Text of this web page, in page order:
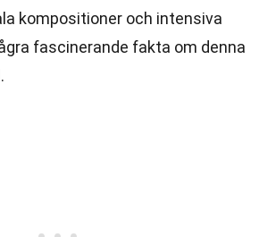
kompositioner och intensiva
fascinerande fakta om denna